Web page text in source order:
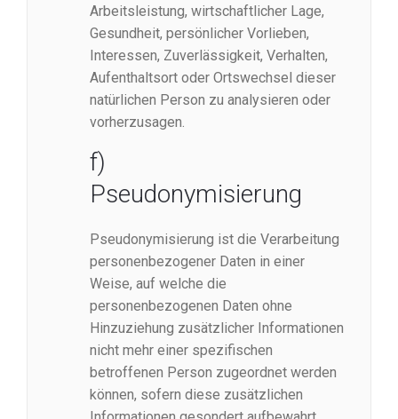
Arbeitsleistung, wirtschaftlicher Lage,
Gesundheit, persönlicher Vorlieben,
Interessen, Zuverlässigkeit, Verhalten,
Aufenthaltsort oder Ortswechsel dieser
natürlichen Person zu analysieren oder
vorherzusagen.
f)
Pseudonymisierung
Pseudonymisierung ist die Verarbeitung
personenbezogener Daten in einer
Weise, auf welche die
personenbezogenen Daten ohne
Hinzuziehung zusätzlicher Informationen
nicht mehr einer spezifischen
betroffenen Person zugeordnet werden
können, sofern diese zusätzlichen